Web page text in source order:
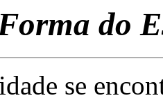
do
se